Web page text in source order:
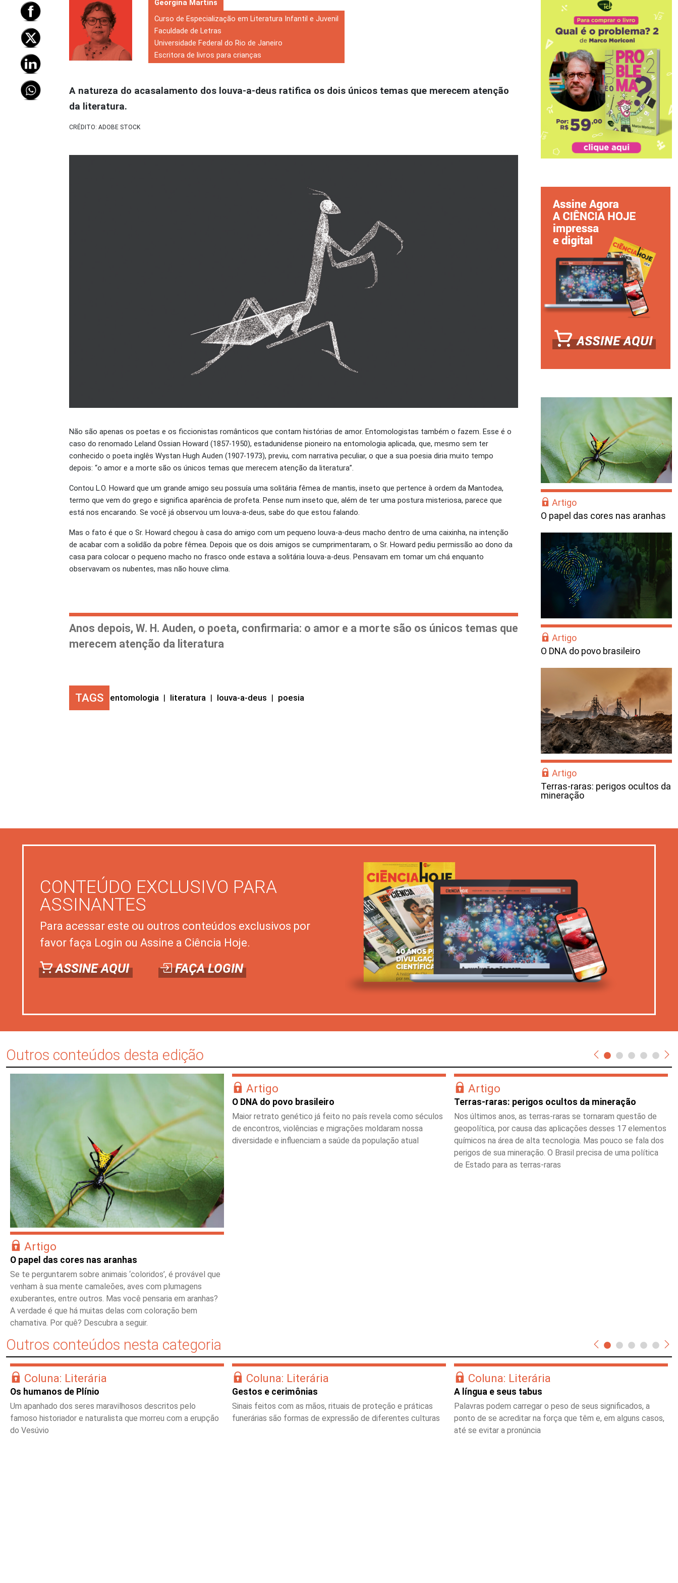
Georgina Martins
Curso de Especialização em Literatura Infantil e Juvenil
Faculdade de Letras
Universidade Federal do Rio de Janeiro
Escritora de livros para crianças
A natureza do acasalamento dos louva-a-deus ratifica os dois únicos temas que merecem atenção
da literatura.
CRÉDITO: ADOBE STOCK
Não são apenas os poetas e os ficcionistas românticos que contam histórias de amor. Entomologistas também o fazem. Esse é o
caso do renomado Leland Ossian Howard (1857-1950), estadunidense pioneiro na entomologia aplicada, que, mesmo sem ter
conhecido o poeta inglês Wystan Hugh Auden (1907-1973), previu, com narrativa peculiar, o que a sua poesia diria muito tempo
depois: “o amor e a morte são os únicos temas que merecem atenção da literatura”.
Contou L.O. Howard que um grande amigo seu possuía uma solitária fêmea de mantis, inseto que pertence à ordem da Mantodea,
termo que vem do grego e significa aparência de profeta. Pense num inseto que, além de ter uma postura misteriosa, parece que
está nos encarando. Se você já observou um louva-a-deus, sabe do que estou falando.
Mas o fato é que o Sr. Howard chegou à casa do amigo com um pequeno louva-a-deus macho dentro de uma caixinha, na intenção
de acabar com a solidão da pobre fêmea. Depois que os dois amigos se cumprimentaram, o Sr. Howard pediu permissão ao dono da
casa para colocar o pequeno macho no frasco onde estava a solitária louva-a-deus. Pensavam em tomar um chá enquanto
observavam os nubentes, mas não houve clima.
Anos depois, W. H. Auden, o poeta, confirmaria: o amor e a morte são os únicos temas que
merecem atenção da literatura
TAGS entomologia | literatura | louva-a-deus | poesia
Artigo
O papel das cores nas aranhas
Artigo
O DNA do povo brasileiro
Artigo
Terras-raras: perigos ocultos da
mineração
CONTEÚDO EXCLUSIVO PARA
ASSINANTES
Para acessar este ou outros conteúdos exclusivos por
favor faça Login ou Assine a Ciência Hoje.
ASSINE AQUI FAÇA LOGIN
Outros conteúdos desta edição
Artigo
O papel das cores nas aranhas
Se te perguntarem sobre animais ‘coloridos’, é provável que
venham à sua mente camaleões, aves com plumagens
exuberantes, entre outros. Mas você pensaria em aranhas?
A verdade é que há muitas delas com coloração bem
chamativa. Por quê? Descubra a seguir.
Artigo
O DNA do povo brasileiro
Maior retrato genético já feito no país revela como séculos
de encontros, violências e migrações moldaram nossa
diversidade e influenciam a saúde da população atual
Artigo
Terras-raras: perigos ocultos da mineração
Nos últimos anos, as terras-raras se tornaram questão de
geopolítica, por causa das aplicações desses 17 elementos
químicos na área de alta tecnologia. Mas pouco se fala dos
perigos de sua mineração. O Brasil precisa de uma política
de Estado para as terras-raras
Outros conteúdos nesta categoria
Coluna: Literária
Os humanos de Plínio
Um apanhado dos seres maravilhosos descritos pelo
famoso historiador e naturalista que morreu com a erupção
do Vesúvio
Coluna: Literária
Gestos e cerimônias
Sinais feitos com as mãos, rituais de proteção e práticas
funerárias são formas de expressão de diferentes culturas
Coluna: Literária
A língua e seus tabus
Palavras podem carregar o peso de seus significados, a
ponto de se acreditar na força que têm e, em alguns casos,
até se evitar a pronúncia